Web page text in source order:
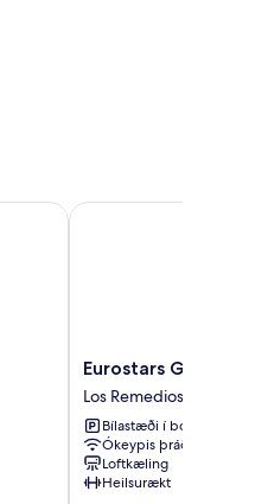
Eurostars
Guadalquivir
Los
Remedios
Eurostars
Los Remedios
Bílastæði í boði
Ókeypis þráðlaust net
Loftkæling
Heilsurækt
Eurostars Guadalquivir